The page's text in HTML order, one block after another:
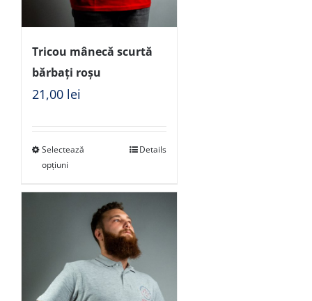
Tricou mânecă scurtă
bărbați roșu
21,00 lei
Selectează
opțiuni
Details